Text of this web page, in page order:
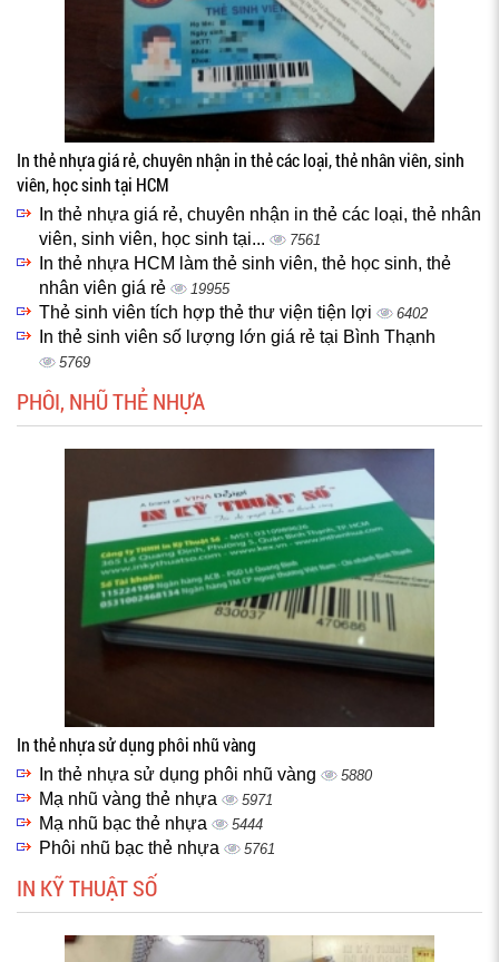
In thẻ nhựa giá rẻ, chuyên nhận in thẻ các loại, thẻ nhân viên, sinh
viên, học sinh tại HCM
In thẻ nhựa giá rẻ, chuyên nhận in thẻ các loại, thẻ nhân
viên, sinh viên, học sinh tại...
7561
In thẻ nhựa HCM làm thẻ sinh viên, thẻ học sinh, thẻ
nhân viên giá rẻ
19955
Thẻ sinh viên tích hợp thẻ thư viện tiện lợi 6402
In thẻ sinh viên số lượng lớn giá rẻ tại Bình Thạnh
5769
PHÔI, NHŨ THẺ NHỰA
In thẻ nhựa sử dụng phôi nhũ vàng
In thẻ nhựa sử dụng phôi nhũ vàng 5880
Mạ nhũ vàng thẻ nhựa 5971
Mạ nhũ bạc thẻ nhựa 5444
Phôi nhũ bạc thẻ nhựa 5761
IN KỸ THUẬT SỐ